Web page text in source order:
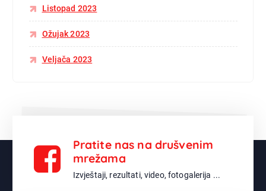
Listopad 2023
Ožujak 2023
Veljača 2023
Pratite nas na drušvenim
mrežama
Izvještaji, rezultati, video, fotogalerija ...